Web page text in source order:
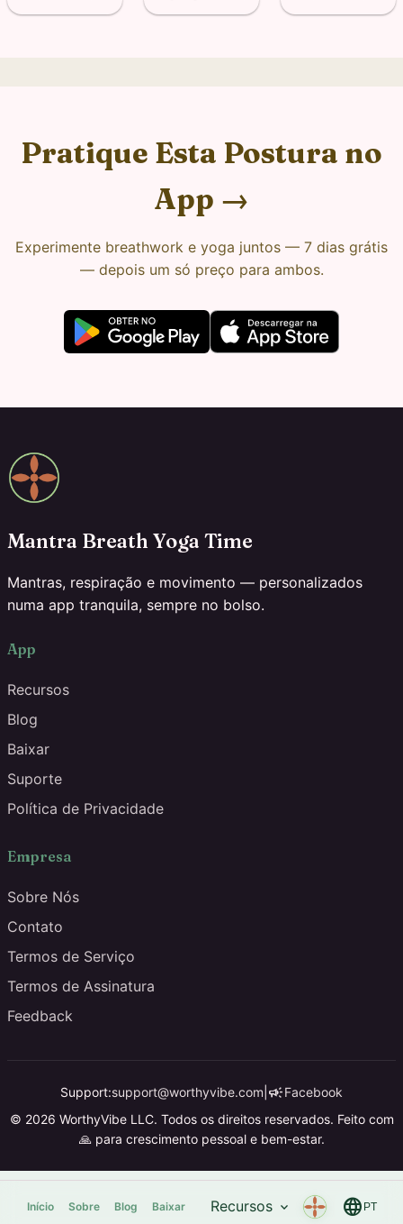
Início Recursos expand_more
Sobre Blog Baixar language PT
Pratique Esta Postura no
App →
Experimente breathwork e yoga juntos — 7 dias grátis
— depois um só preço para ambos.
Mantra Breath Yoga Time
Mantras, respiração e movimento — personalizados
numa app tranquila, sempre no bolso.
App
Recursos
Blog
Baixar
Suporte
Política de Privacidade
Empresa
Sobre Nós
Contato
Termos de Serviço
Termos de Assinatura
Feedback
Support:support@worthyvibe.com campaignFacebook
© 2026 WorthyVibe LLC. Todos os direitos reservados. Feito com
🙏 para crescimento pessoal e bem-estar.